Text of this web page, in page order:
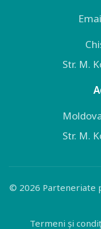
Str. M.
Str. M.
© 2026 Parteneriate
Termeni și